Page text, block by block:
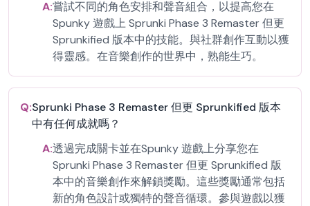
A:嘗試不同的角色安排和聲音組合，以提高您在
Spunky 遊戲上 Sprunki Phase 3 Remaster 但更
Sprunkified 版本中的技能。與社群創作互動以獲
得靈感。在音樂創作的世界中，熟能生巧。
Q:Sprunki Phase 3 Remaster 但更 Sprunkified 版本
中有任何成就嗎？
A:透過完成關卡並在Spunky 遊戲上分享您在
Sprunki Phase 3 Remaster 但更 Sprunkified 版
本中的音樂創作來解鎖獎勵。這些獎勵通常包括
新的角色設計或獨特的聲音循環。參與遊戲以獲